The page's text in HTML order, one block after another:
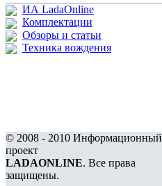
ИА LadaOnline
Комплектации
Обзоры и статьи
Техника вождения
© 2008 - 2010 Информационный
проект
LADAONLINE. Все права
защищены.